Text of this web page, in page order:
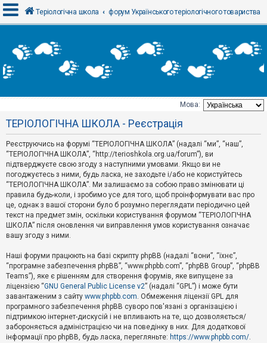
х
і
Т
е
м
и
б
е
з
в
і
д
п
о
в
і
д
й
А
к
т
и
в
н
і
Теріологічна школа форум Українського теріологічного товариства
Мова:
ТЕРІОЛОГІЧНА ШКОЛА - Реєстрація
Реєструючись на форумі “ТЕРІОЛОГІЧНА ШКОЛА” (надалі “ми”, “наш”,
“ТЕРІОЛОГІЧНА ШКОЛА”, “http://terioshkola.org.ua/forum”), ви
підтверджуєте свою згоду з наступними умовами. Якщо ви не
погоджуєтесь з ними, будь ласка, не заходьте і/або не користуйтесь
“ТЕРІОЛОГІЧНА ШКОЛА”. Ми залишаємо за собою право змінювати ці
правила будь-коли, і зробимо усе для того, щоб проінформувати вас про
це, однак з вашої сторони було б розумно переглядати періодично цей
текст на предмет змін, оскільки користування форумом “ТЕРІОЛОГІЧНА
ШКОЛА” після оновлення чи виправлення умов користування означає
вашу згоду з ними.
Наші форуми працюють на базі скрипту phpBB (надалі “вони”, “їхнє”,
“програмне забезпечення phpBB”, “www.phpbb.com”, “phpBB Group”, “phpBB
Teams”), яке є рішенням для створення форумів, яке випущене за
ліцензією “GNU General Public License v2” (надалі “GPL”) і може бути
завантаженим з сайту www.phpbb.com. Обмеження ліцензії GPL для
програмного забезпечення phpBB суворо пов'язані з організацією і
підтримкою інтернет-дискусій і не впливають на те, що дозволяється/
забороняється адміністрацією чи на поведінку в них. Для додаткової
інформації про phpBB, будь ласка, перегляньте: https://www.phpbb.com/.